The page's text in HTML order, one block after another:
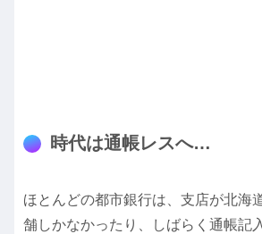
時代は通帳レスへ…
ほとんどの都市銀行は、支店が北海
舗しかなかったり、しばらく通帳記